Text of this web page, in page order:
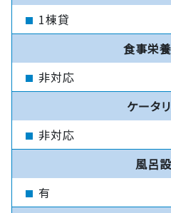
1棟貸
食事栄
非対応
ケータ
非対応
風呂
有